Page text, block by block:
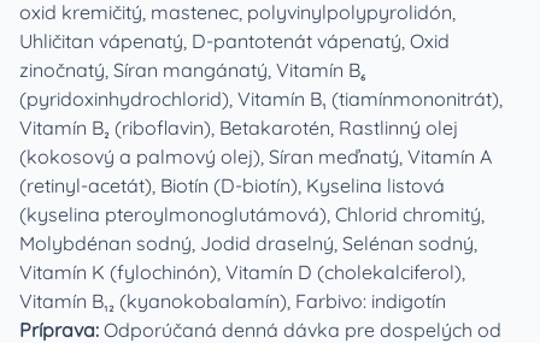
oxid kremičitý, mastenec, polyvinylpolypyrolidón,
Uhličitan vápenatý, D-pantotenát vápenatý, Oxid
zinočnatý, Síran mangánatý, Vitamín B₆
(pyridoxinhydrochlorid), Vitamín B₁ (tiamínmononitrát),
Vitamín B₂ (riboflavin), Betakarotén, Rastlinný olej
(kokosový a palmový olej), Síran meďnatý, Vitamín A
(retinyl-acetát), Biotín (D-biotín), Kyselina listová
(kyselina pteroylmonoglutámová), Chlorid chromitý,
Molybdénan sodný, Jodid draselný, Selénan sodný,
Vitamín K (fylochinón), Vitamín D (cholekalciferol),
Vitamín B₁₂ (kyanokobalamín), Farbivo: indigotín
Príprava: Odporúčaná denná dávka pre dospelých od